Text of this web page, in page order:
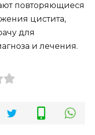
повторяющиеся
цистита,
для
и лечения.